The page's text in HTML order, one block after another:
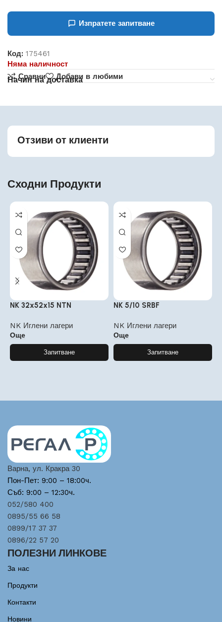
Изпратете запитване
Код:175461
Няма наличност
Сравни
Добави в любими
Начин на доставка
Отзиви от клиенти
Сходни Продукти
NK 32x52x15 NTN
NK Иглени лагери
Още
Запитване
NK 5/10 SRBF
NK Иглени лагери
Още
Запитване
Варна, ул. Кракра 30
Пон-Пет: 9:00 – 18:00ч.
Съб: 9:00 – 12:30ч.
052/580 400
0895/55 66 58
0899/17 37 37
0896/22 57 20
ПОЛЕЗНИ ЛИНКОВЕ
За нас
Продукти
Контакти
Новини